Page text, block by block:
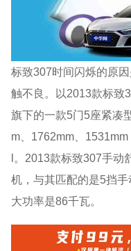
标致307时间闪烁的原
触不良。以2013款标致
旗下的一款5门5座紧凑
m、1762mm、
l。2013款标致307手动
机，与其匹配的是5挡
大功率是86千瓦。